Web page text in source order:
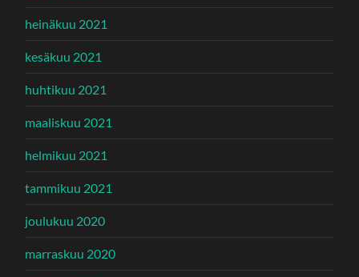
heinäkuu 2021
kesäkuu 2021
huhtikuu 2021
maaliskuu 2021
helmikuu 2021
tammikuu 2021
joulukuu 2020
marraskuu 2020